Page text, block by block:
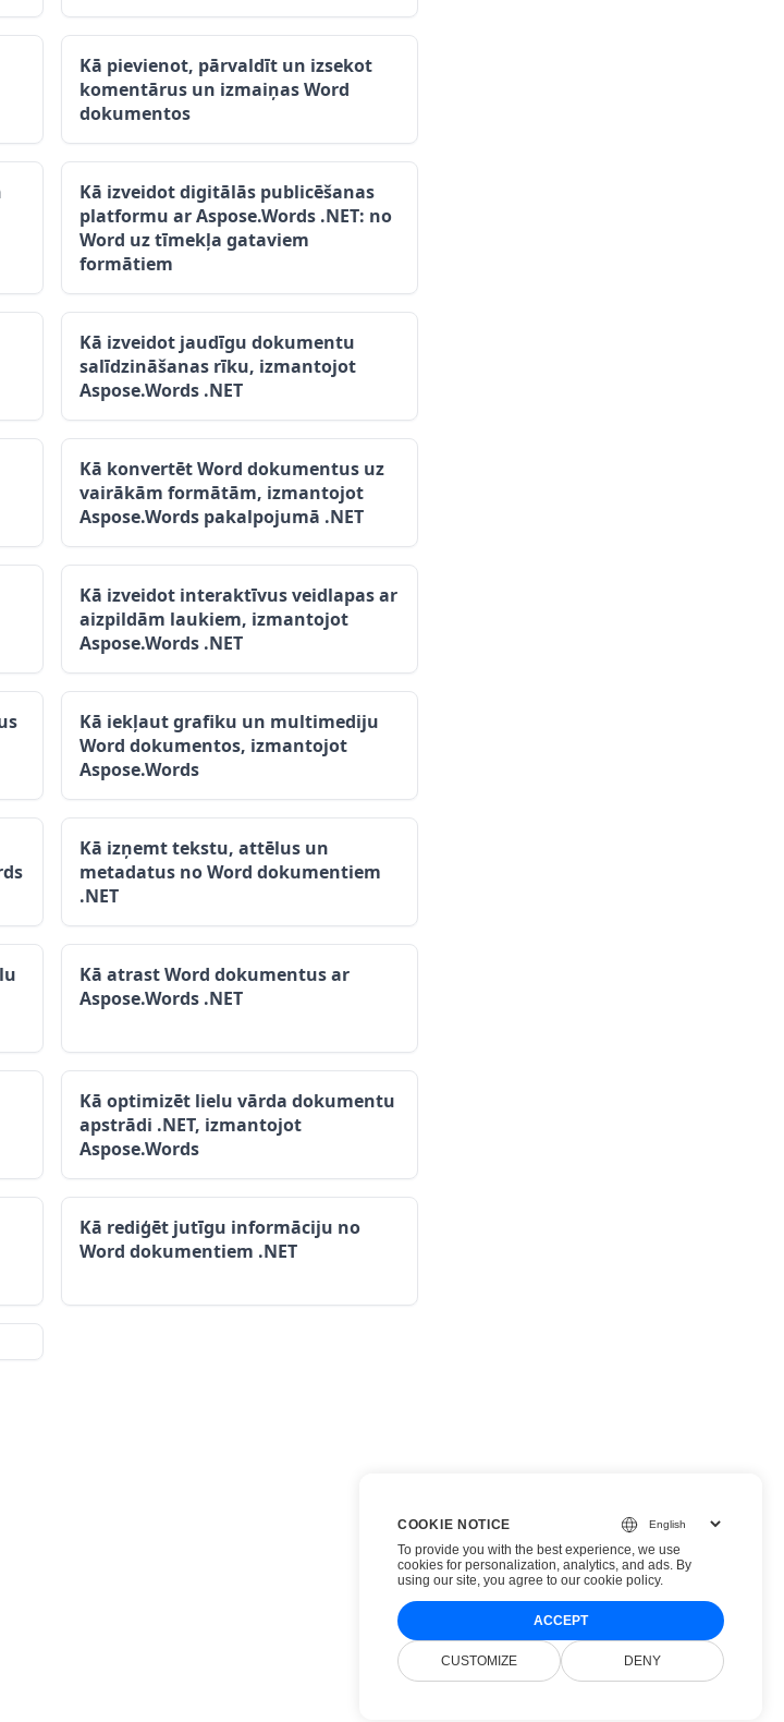
Kā pievienot, pārvaldīt un izsekot
komentārus un izmaiņas Word
dokumentos
Kā izveidot digitālās publicēšanas
platformu ar Aspose.Words .NET: no
Word uz tīmekļa gataviem
formātiem
Kā izveidot jaudīgu dokumentu
salīdzināšanas rīku, izmantojot
Aspose.Words .NET
Kā konvertēt Word dokumentus uz
vairākām formātām, izmantojot
Aspose.Words pakalpojumā .NET
Kā izveidot interaktīvus veidlapas ar
aizpildām laukiem, izmantojot
Aspose.Words .NET
Kā iekļaut grafiku un multimediju
Word dokumentos, izmantojot
Aspose.Words
Kā izņemt tekstu, attēlus un
metadatus no Word dokumentiem
.NET
Kā atrast Word dokumentus ar
Aspose.Words .NET
Kā optimizēt lielu vārda dokumentu
apstrādi .NET, izmantojot
Aspose.Words
Kā rediģēt jutīgu informāciju no
Word dokumentiem .NET
COOKIE NOTICE
To provide you with the best experience, we use
cookies for personalization, analytics, and ads. By
using our site, you agree to our cookie policy.
ACCEPT
CUSTOMIZE DENY